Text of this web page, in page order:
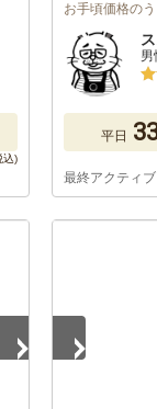
お手頃価格の
平日
最終アクティ